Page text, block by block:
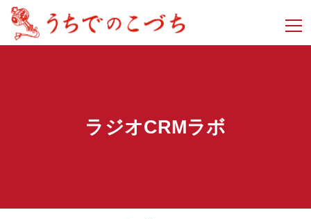
ラジオCRMラボ